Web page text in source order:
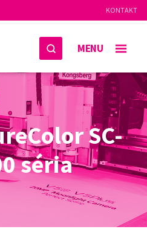
KONTAKT
MENU
SC-
séria